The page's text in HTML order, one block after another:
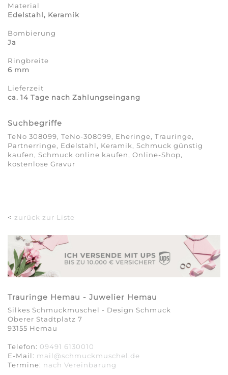
Material
Edelstahl, Keramik
Bombierung
Ja
Ringbreite
6 mm
Lieferzeit
ca. 14 Tage nach Zahlungseingang
Suchbegriffe
TeNo 308099, TeNo-308099, Eheringe, Trauringe,
Partnerringe, Edelstahl, Keramik, Schmuck günstig
kaufen, Schmuck online kaufen, Online-Shop,
kostenlose Gravur
< zurück zur Liste
Trauringe Hemau - Juwelier Hemau
Silkes Schmuckmuschel - Design Schmuck
Oberer Stadtplatz 7
93155 Hemau
Telefon: 09491 6130010
E-Mail: mail@schmuckmuschel.de
Termine: nach Vereinbarung​​​​​​​